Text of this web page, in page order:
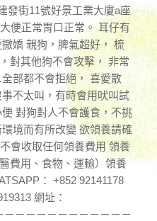
發街11號好景工業大廈a座
便正常胃口正常。 耳仔有
嬌 親狗，脾氣超好， 梳
對其他狗不會攻擊， 非常
部都不會拒絕， 喜愛散
不太叫，有時會用吠叫試
對狗對人不會護食，不挑
境而有所改變 欲領養請確
會收取任何領養費用 領養
費用、食物、運輸）領養
： +852 92141178
網址：
－－－－－－－－－－－